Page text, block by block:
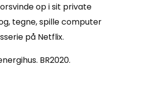
op i sit private
tegne, spille computer
på Netflix.